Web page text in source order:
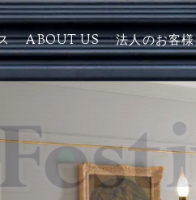
ABOUT US 法人のお客様